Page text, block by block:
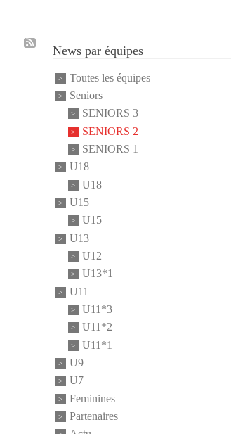
News par équipes
Toutes les équipes
Seniors
SENIORS 3
SENIORS 2
SENIORS 1
U18
U18
U15
U15
U13
U12
U13*1
U11
U11*3
U11*2
U11*1
U9
U7
Feminines
Partenaires